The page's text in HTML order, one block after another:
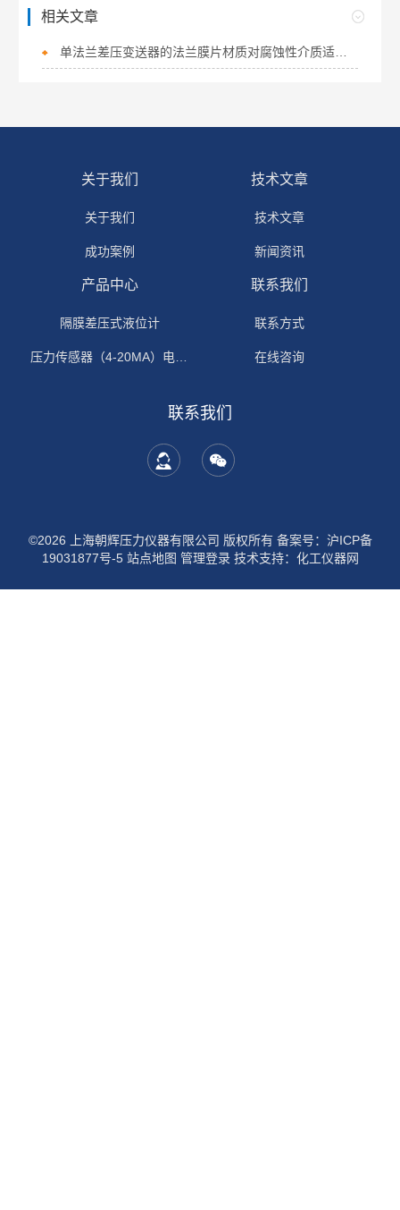
相关文章
单法兰差压变送器的法兰膜片材质对腐蚀性介质适应性
关于我们
关于我们
成功案例
技术文章
技术文章
新闻资讯
产品中心
隔膜差压式液位计
压力传感器（4-20MA）电流输出
联系我们
联系方式
在线咨询
联系我们
©2026 上海朝辉压力仪器有限公司 版权所有 备案号：沪ICP备
19031877号-5 站点地图 管理登录技术支持： 化工仪器网